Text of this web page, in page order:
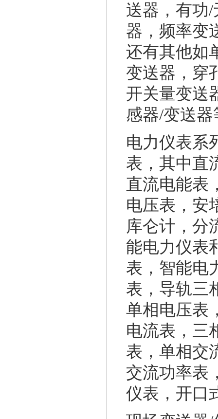
送器，有功
器，频率变
还有其他如
变送器，穿
开关量变送
感器/变送器
电力仪表系
表，其中直
直流电能表
电压表，安
库仑计，分
能电力仪表
表，智能电
表，导轨三
单相电压表
电流表，三
表，单相交
交流功率表
仪表，开口